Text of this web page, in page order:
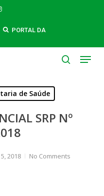
PORTAL DA
Menu
de Saúde
SRP Nº
2018 No Comments